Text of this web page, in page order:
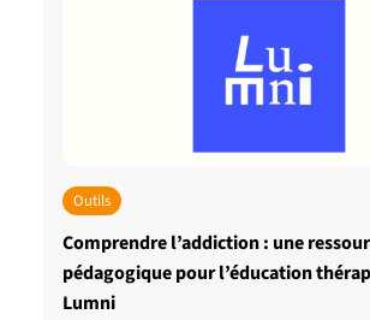
Outils
Comprendre l’addiction : une
pédagogique pour l’éducation
Lumni